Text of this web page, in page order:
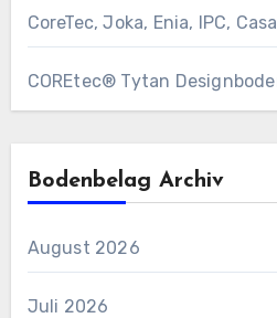
CoreTec, Joka, Enia, IPC,
COREtec® Tytan
Bodenbelag Archiv
August 2026
Juli 2026